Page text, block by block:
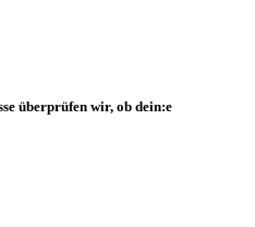
überprüfen wir, ob dein:e